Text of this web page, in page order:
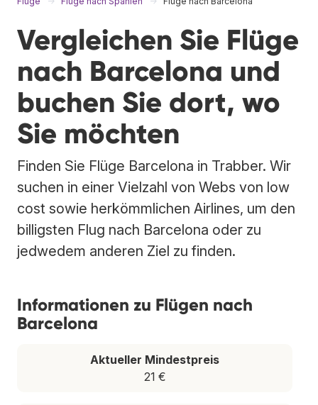
Vergleichen Sie Flüge
nach Barcelona und
buchen Sie dort, wo
Sie möchten
Finden Sie Flüge Barcelona in Trabber. Wir
suchen in einer Vielzahl von Webs von low
cost sowie herkömmlichen Airlines, um den
billigsten Flug nach Barcelona oder zu
jedwedem anderen Ziel zu finden.
Informationen zu Flügen nach
Barcelona
Aktueller Mindestpreis
21 €